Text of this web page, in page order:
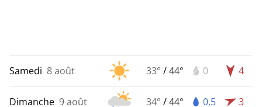
Samedi 8 août 33° /44° 0 4
Dimanche 9 août 34° /44° 0,5 3